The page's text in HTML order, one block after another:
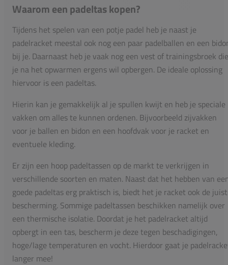
Waarom een padeltas kopen?
Tijdens het spelen van een potje padel heb je naast je
padelracket meestal ook nog een paar padelballen en een
bij je. Daarnaast heb je vaak nog een vest of trainingsbroek die
je na het opwarmen ergens wil opbergen. De ideale oplossing
hiervoor is een padeltas.
Hierin kan je gemakkelijk al je spullen kwijt en heb je speciale
vakken om alles te kunnen ordenen. Bijvoorbeeld zijvakken
voor je ballen en bidon en een hoofdvak voor je racket en
eventuele kleding.
Er zijn een hoop padeltassen op de markt te verkrijgen in
verschillende soorten en maten. Naast dat het hebben van
goede padeltas erg praktisch is, biedt het je racket ook de
bescherming. Sommige padeltassen beschikken namelijk over
een thermische isolatie. Doordat je het padelracket altijd
opbergt in een tas, bescherm je deze tegen beschadigingen,
hoge/lage temperaturen en vocht. Hierdoor gaat je
langer mee!